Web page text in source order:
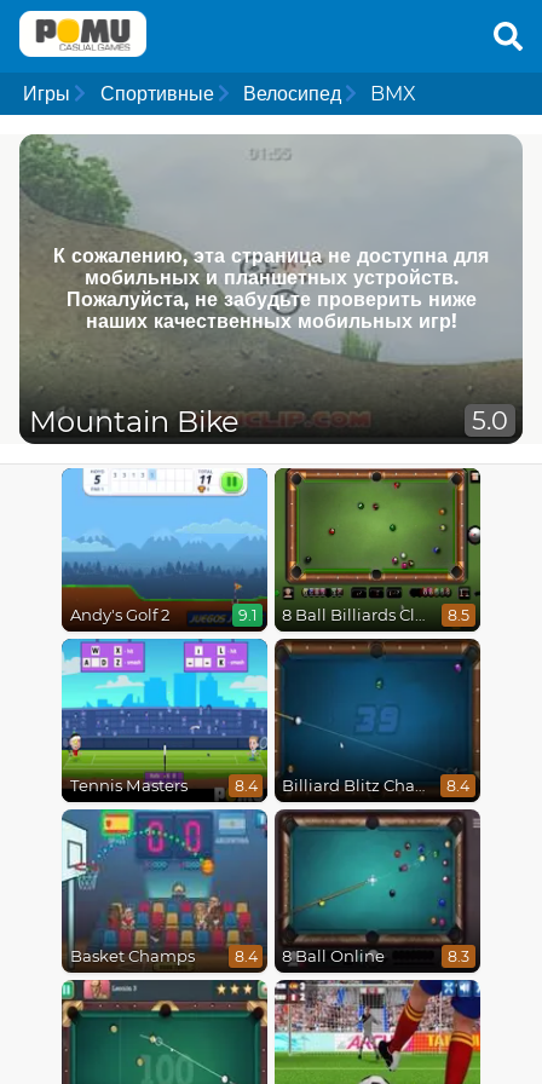
Игры Спортивные Велосипед BMX
К сожалению, эта страница не доступна для
мобильных и планшетных устройств.
Пожалуйста, не забудьте проверить ниже
наших качественных мобильных игр!
Mountain Bike 5.0
Andy's Golf 2 9.1 8 Ball Billiards Classic 8.5
Tennis Masters 8.4 Billiard Blitz Challenge 8.4
Basket Champs 8.4 8 Ball Online 8.3